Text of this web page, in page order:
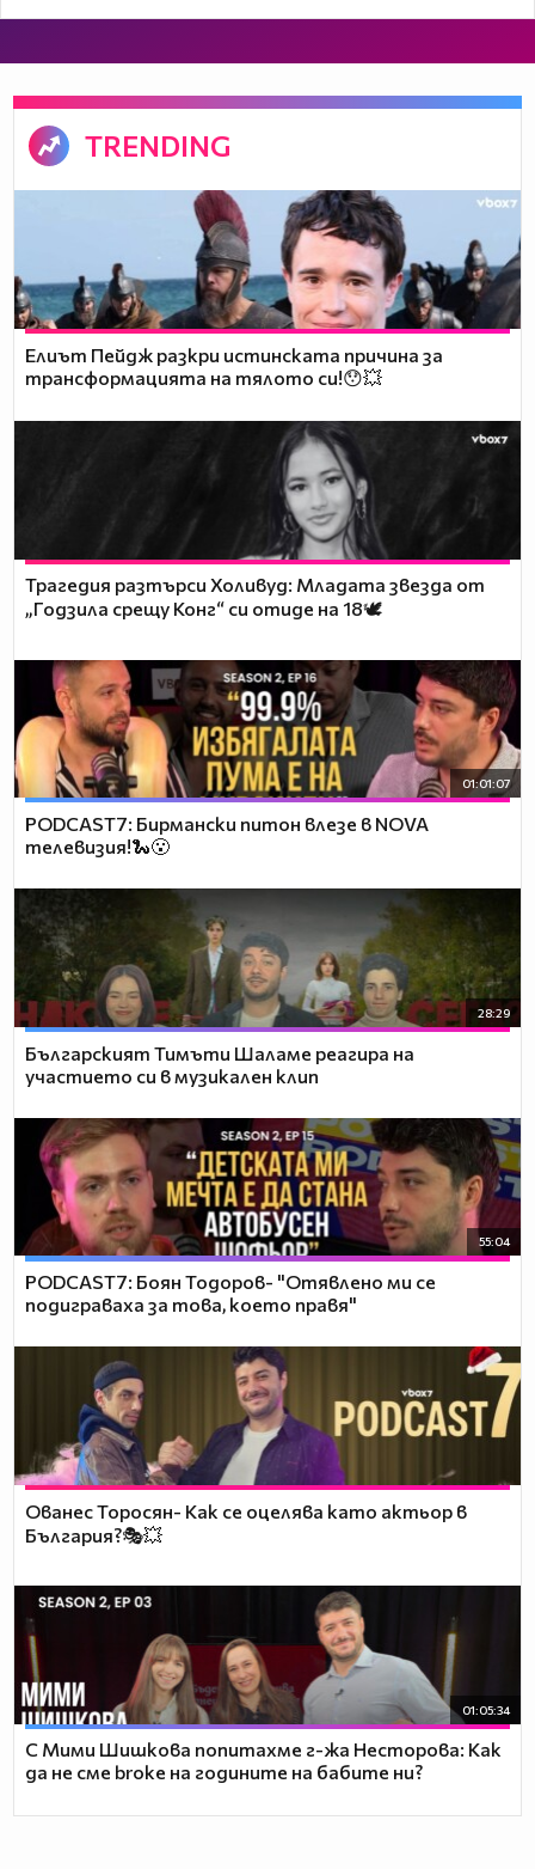
TRENDING
Елиът Пейдж разкри истинската причина за
трансформацията на тялото си!😯💥
Трагедия разтърси Холивуд: Младата звезда от
„Годзила срещу Конг“ си отиде на 18🕊️
01:01:07
PODCAST7: Бирмански питон влезе в NOVA
телевизия!🐍😮
28:29
Българският Тимъти Шаламе реагира на
участието си в музикален клип
55:04
PODCAST7: ‪Боян Тодоров- "Отявлено ми се
подиграваха за това, което правя"
Ованес Торосян- Как се оцелява като актьор в
България?🎭💥
01:05:34
С Мими Шишкова попитахме г-жа Несторова: Как
да не сме broke на годините на бабите ни?